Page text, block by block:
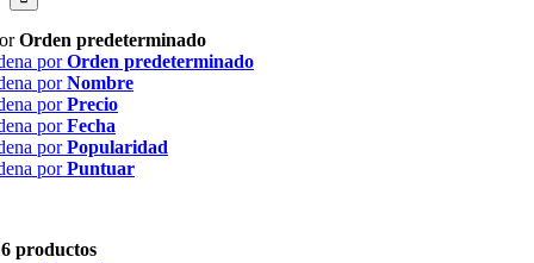
Orden predeterminado
porOrden predeterminado
porNombre
porPrecio
porFecha
porPopularidad
porPuntuar
productos